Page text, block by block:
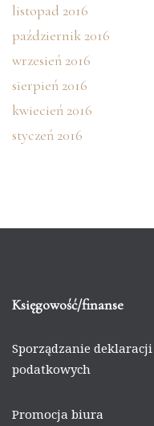
listopad 2016
październik 2016
wrzesień 2016
sierpień 2016
kwiecień 2016
styczeń 2016
Księgowość/finanse
Sporządzanie deklaracji
podatkowych
Promocja biura